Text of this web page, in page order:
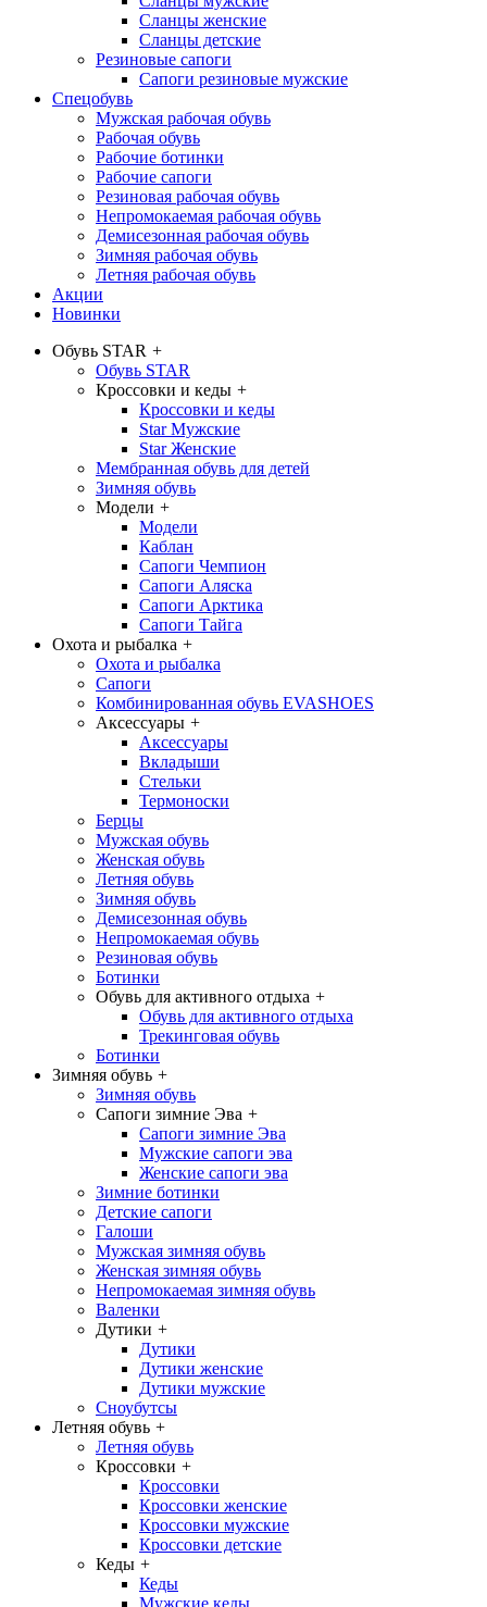
Сланцы женские
Сланцы детские
Резиновые сапоги
Сапоги резиновые мужские
Спецобувь
Мужская рабочая обувь
Рабочая обувь
Рабочие ботинки
Рабочие сапоги
Резиновая рабочая обувь
Непромокаемая рабочая обувь
Демисезонная рабочая обувь
Зимняя рабочая обувь
Летняя рабочая обувь
Акции
Новинки
Обувь STAR +
Обувь STAR
Кроссовки и кеды +
Кроссовки и кеды
Star Мужские
Star Женские
Мембранная обувь для детей
Зимняя обувь
Модели +
Модели
Каблан
Сапоги Чемпион
Сапоги Аляска
Сапоги Арктика
Сапоги Тайга
Охота и рыбалка +
Охота и рыбалка
Сапоги
Комбинированная обувь EVASHOES
Аксессуары +
Аксессуары
Вкладыши
Стельки
Термоноски
Берцы
Мужская обувь
Женская обувь
Летняя обувь
Зимняя обувь
Демисезонная обувь
Непромокаемая обувь
Резиновая обувь
Ботинки
Обувь для активного отдыха +
Обувь для активного отдыха
Трекинговая обувь
Ботинки
Зимняя обувь +
Зимняя обувь
Сапоги зимние Эва +
Сапоги зимние Эва
Мужские сапоги эва
Женские сапоги эва
Зимние ботинки
Детские сапоги
Галоши
Мужская зимняя обувь
Женская зимняя обувь
Непромокаемая зимняя обувь
Валенки
Дутики +
Дутики
Дутики женские
Дутики мужские
Сноубутсы
Летняя обувь +
Летняя обувь
Кроссовки +
Кроссовки
Кроссовки женские
Кроссовки мужские
Кроссовки детские
Кеды +
Кеды
Мужские кеды